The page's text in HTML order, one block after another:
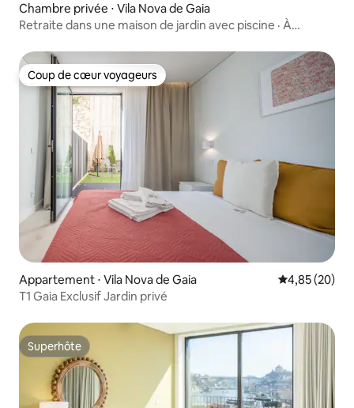
Chambre privée ⋅ Vila Nova de Gaia
Retraite dans une maison de jardin avec piscine · À
Coup de cœur voyageurs
Coup de cœur voyageurs
Appartement ⋅ Vila Nova de Gaia Évaluation
4,85 (20)
T1 Gaia Exclusif Jardin privé
Superhôte
Superhôte